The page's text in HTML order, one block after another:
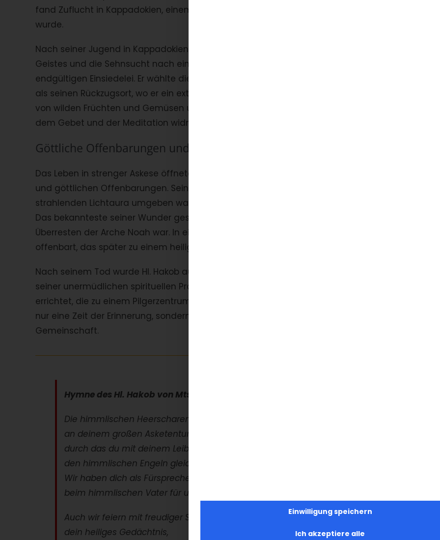
fand Zuflucht in Kappadokien, einem Zentrum christlicher Lehren, wo er im Glauben erzogen
wurde.
Nach seiner Jugend in Kappadokien zog es Hl. Hakob nach Persien, doch die Unruhe seines
Geistes und die Sehnsucht nach einem tieferen Verständnis des Göttlichen trieben ihn zur
endgültigen Einsiedelei. Er wählte die abgeschiedenen Wälder und Berge nahe der Stadt
als seinen Rückzugsort, wo er ein extremes asketisches Leben annahm. Er ernährte sich
von wilden Früchten und Gemüsen und trug Kleidung aus Ziegenhaar, während er sein Leben
dem Gebet und der Meditation widmete.
Göttliche Offenbarungen und Wunder von Ararat
Das Leben in strenger Askese öffnete dem Hl. Hakob die Tore zu tiefen spirituellen Erfahrungen
und göttlichen Offenbarungen. Sein intensives Gebetsleben führte dazu, dass er von einer
strahlenden Lichtaura umgeben war, die viele als sichtbares Zeichen seiner Heiligkeit deuteten.
Das bekannteste seiner Wunder geschah am Berg Ararat, wo er auf der Suche nach den
Überresten der Arche Noah war. In einer göttlichen Vision wurde ihm ein Stück der Arche
offenbart, das später zu einem heiligen Relikt wurde und Gläubige aus aller Welt anzog.
Nach seinem Tod wurde Hl. Hakob aufgrund der vielen Wunder, die er gewirkt hatte und wegen
seiner unermüdlichen spirituellen Praxis heiliggesprochen. Über seinem Grab wurde eine Kirche
errichtet, die zu einem Pilgerzentrum wurde. Sein Gedenktag in der Armenischen Kirche ist
nur eine Zeit der Erinnerung, sondern auch der Feier seiner andauernden Präsenz im Glauben
Gemeinschaft.
Hymne des Hl. Hakob von Mtsbin (GK, II, 1-3)
Die himmlischen Heerscharen haben sich erfreut
an deinem großen Asketentum,
durch das du mit deinem Leib
den himmlischen Engeln gleich wurdest.
Wir haben dich als Fürsprecher
beim himmlischen Vater für uns.
Auch wir feiern mit freudiger Stimme
dein heiliges Gedächtnis,
Einwilligung speichern
Ich akzeptiere alle